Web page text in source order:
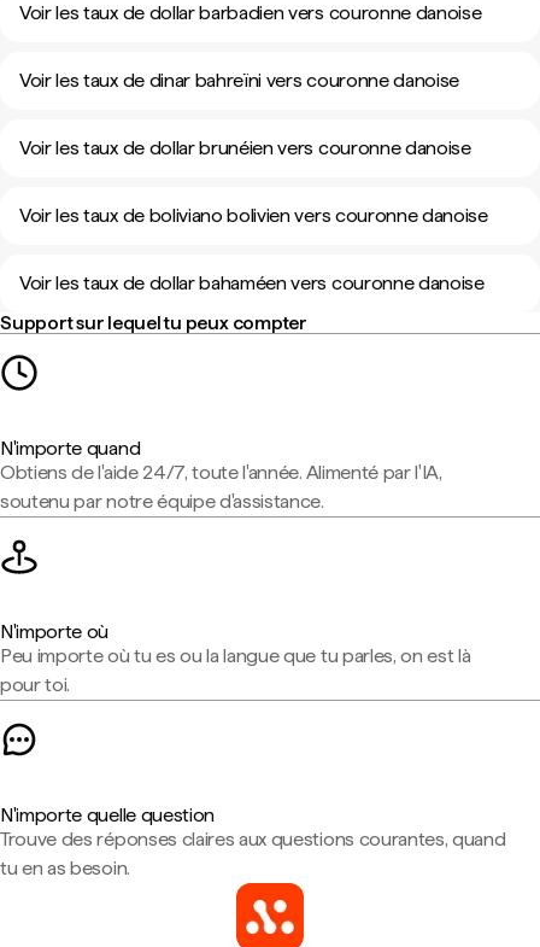
Voir les taux de dollar barbadien vers couronne danoise
Voir les taux de dinar bahreïni vers couronne danoise
Voir les taux de dollar brunéien vers couronne danoise
Voir les taux de boliviano bolivien vers couronne danoise
Voir les taux de dollar bahaméen vers couronne danoise
Support sur lequel tu peux compter
N'importe quand
Obtiens de l'aide 24/7, toute l'année. Alimenté par l'IA,
soutenu par notre équipe d'assistance.
N'importe où
Peu importe où tu es ou la langue que tu parles, on est là
pour toi.
N'importe quelle question
Trouve des réponses claires aux questions courantes, quand
tu en as besoin.